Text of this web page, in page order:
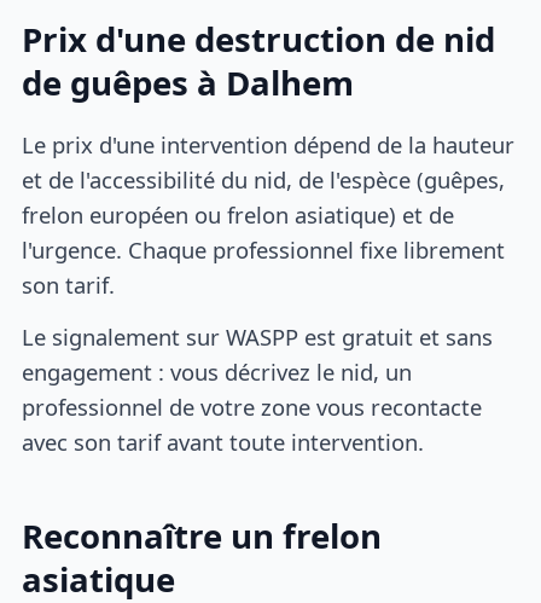
Prix d'une destruction de nid
de guêpes à Dalhem
Le prix d'une intervention dépend de la hauteur
et de l'accessibilité du nid, de l'espèce (guêpes,
frelon européen ou frelon asiatique) et de
l'urgence. Chaque professionnel fixe librement
son tarif.
Le signalement sur WASPP est gratuit et sans
engagement : vous décrivez le nid, un
professionnel de votre zone vous recontacte
avec son tarif avant toute intervention.
Reconnaître un frelon
asiatique